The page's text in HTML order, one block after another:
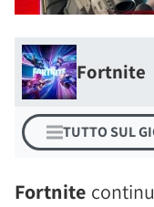
Fortnite
TUTTO SUL
Fortnite